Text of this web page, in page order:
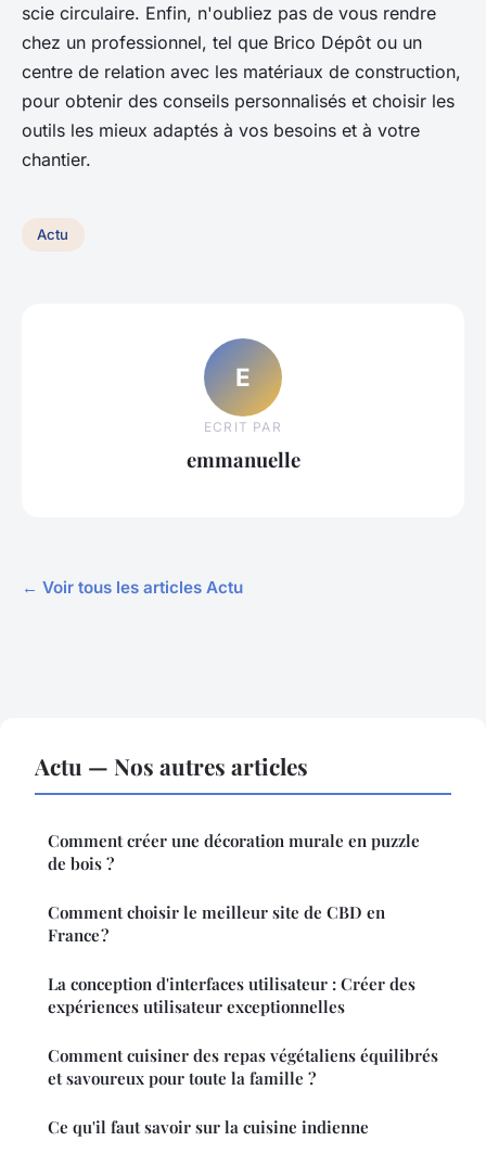
scie circulaire. Enfin, n'oubliez pas de vous rendre
chez un professionnel, tel que Brico Dépôt ou un
centre de relation avec les matériaux de construction,
pour obtenir des conseils personnalisés et choisir les
outils les mieux adaptés à vos besoins et à votre
chantier.
Actu
E
ECRIT PAR
emmanuelle
← Voir tous les articles Actu
Actu — Nos autres articles
Comment créer une décoration murale en puzzle
de bois ?
Comment choisir le meilleur site de CBD en
France ?
La conception d'interfaces utilisateur : Créer des
expériences utilisateur exceptionnelles
Comment cuisiner des repas végétaliens équilibrés
et savoureux pour toute la famille ?
Ce qu'il faut savoir sur la cuisine indienne